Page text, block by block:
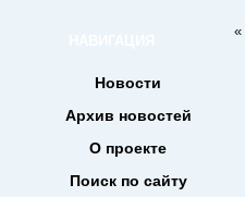
Новости
Архив новостей
О проекте
Поиск по сайту
«